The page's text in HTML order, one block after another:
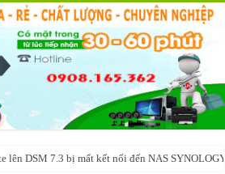
lên DSM 7.3 bị mất kết nối đến NAS
4BAY – chạy SYNOLOGY, OMV, CASA